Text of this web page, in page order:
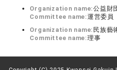
Organization name:公益財
Committee name:運営委員
Organization name: 民族藝
Committee name:理事